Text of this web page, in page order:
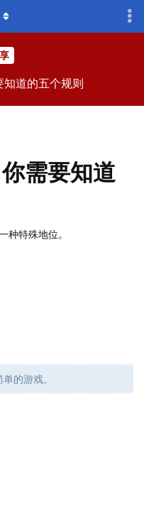
道的五个规则
需要知道
种特殊地位。
的游戏。